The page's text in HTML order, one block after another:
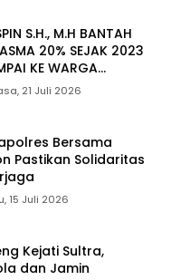
S.H., M.H BANTAH
20% SEJAK 2023
KE WARGA
21 Juli 2026
Bersama
Pastikan Solidaritas
15 Juli 2026
Kejati Sultra,
dan Jamin